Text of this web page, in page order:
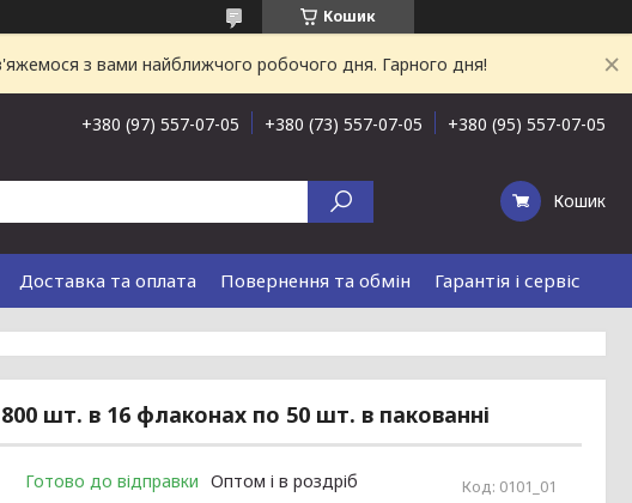
Кошик
з вами найближчого робочого дня. Гарного дня!
+380 (97) 557-07-05 +380 (73) 557-07-05 +380 (95) 557-07-05
Кошик
Доставка та оплата Повернення та обмін Гарантія і сервіс
шт. в 16 флаконах по 50 шт. в пакованні
Готово до відправки Оптом і в роздріб Код: 0101_01